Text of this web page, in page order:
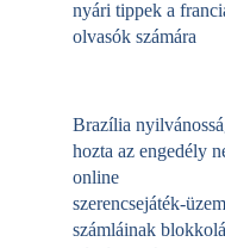
nyári tippek a
olvasók számára
Brazília
hozta az engedély
online
számláinak